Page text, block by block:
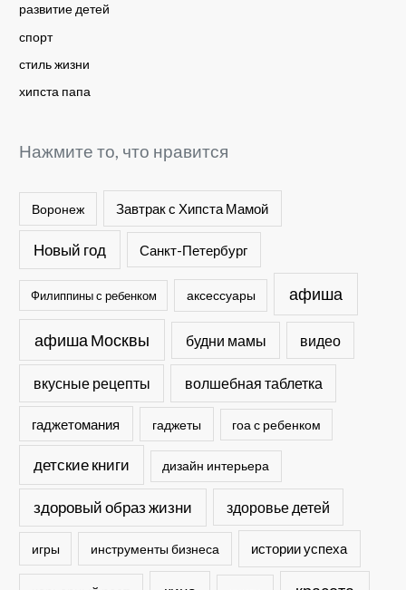
развитие детей
спорт
стиль жизни
хипста папа
Нажмите то, что нравится
Воронеж Завтрак с Хипста Мамой
Новый год Санкт-Петербург
Филиппины с ребенком аксессуары афиша
афиша Москвы будни мамы видео
вкусные рецепты волшебная таблетка
гаджетомания гаджеты гоа с ребенком
детские книги дизайн интерьера
здоровый образ жизни здоровье детей
игры инструменты бизнеса истории успеха